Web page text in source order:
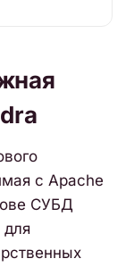
с Apache
СУБД
для